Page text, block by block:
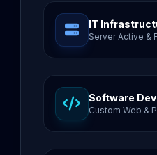
IT
Server Active &
Software
Custom Web &